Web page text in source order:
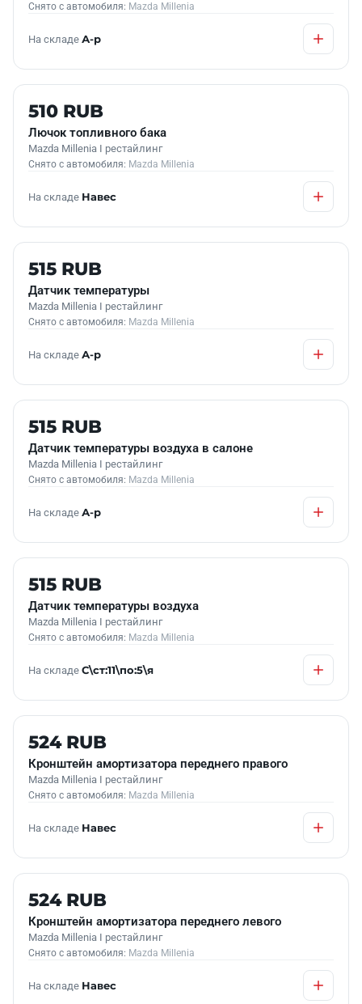
Снято с автомобиля: Mazda Millenia
На складе А-р
Б/У В НАЛИЧИИ
510 RUB
Лючок топливного бака
Mazda Millenia I рестайлинг
Снято с автомобиля: Mazda Millenia
На складе Навес
Б/У В НАЛИЧИИ
515 RUB
Датчик температуры
Mazda Millenia I рестайлинг
Снято с автомобиля: Mazda Millenia
На складе А-р
Б/У В НАЛИЧИИ
515 RUB
Датчик температуры воздуха в салоне
Mazda Millenia I рестайлинг
Снято с автомобиля: Mazda Millenia
На складе А-р
Б/У В НАЛИЧИИ
515 RUB
Датчик температуры воздуха
Mazda Millenia I рестайлинг
Снято с автомобиля: Mazda Millenia
На складе С\ст:11\по:5\я
Б/У В НАЛИЧИИ
524 RUB
Кронштейн амортизатора переднего правого
Mazda Millenia I рестайлинг
Снято с автомобиля: Mazda Millenia
На складе Навес
Б/У В НАЛИЧИИ
524 RUB
Кронштейн амортизатора переднего левого
Mazda Millenia I рестайлинг
Снято с автомобиля: Mazda Millenia
На складе Навес